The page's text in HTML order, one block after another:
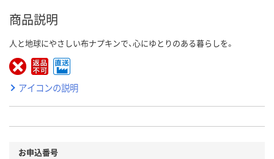
商品説明
人と地球にやさしい布ナプキンで、心にゆとりのある暮らしを。
アイコンの説明
お申込番号